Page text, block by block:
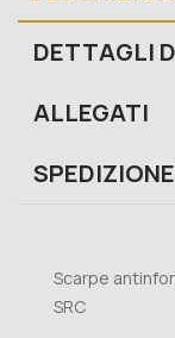
DETTAGLI
ALLEGATI
Scarpe
SRC